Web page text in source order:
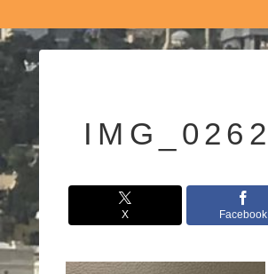
IMG_0262
X Facebook